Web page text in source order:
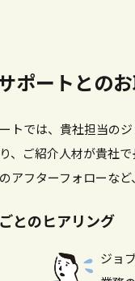
ポートとの
トでは、貴社担当の
、ご紹介人材が貴社
アフターフォローな
とのヒアリング
ジョ